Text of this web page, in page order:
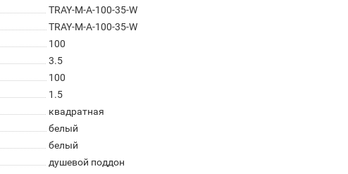
TRAY-M-A-100-35-W
TRAY-M-A-100-35-W
100
3.5
100
1.5
квадратная
белый
белый
душевой поддон